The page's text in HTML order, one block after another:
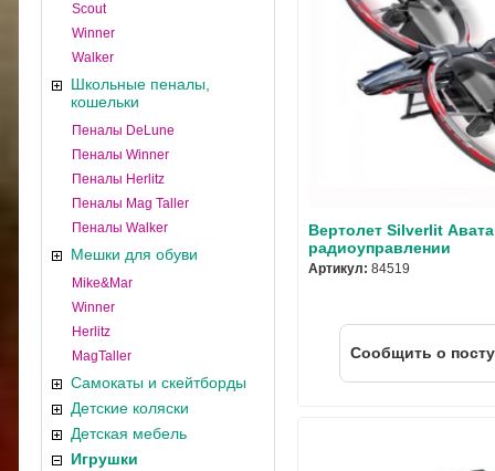
Scout
Winner
Walker
Школьные пеналы,
кошельки
Пеналы DeLune
Пеналы Winner
Пеналы Herlitz
Пеналы Mag Taller
Пеналы Walker
Мешки для обуви
Mike&Mar
Winner
Herlitz
MagTaller
Самокаты и скейтборды
Детские коляски
Детская мебель
Игрушки
Вертолет Silverlit
радиоуправлении
Артикул: 84519
Cообщить о